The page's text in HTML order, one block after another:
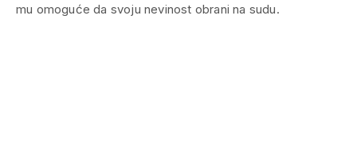
mu omoguće da svoju nevinost obrani na sudu.